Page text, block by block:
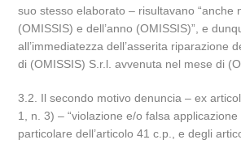
suo stesso elaborato – risultavano “anche
(OMISSIS) e dell’anno (OMISSIS)”, e
all’immediatezza dell’asserita riparazione
di (OMISSIS) S.r.l. avvenuta nel mese di
3.2. Il secondo motivo denuncia – ex
1, n. 3) – “violazione e/o falsa
particolare dell’articolo 41 c.p., e degli